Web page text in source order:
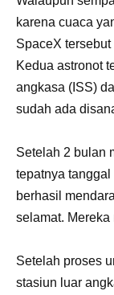
karena cuaca
SpaceX
Kedua astronot
angkasa (ISS)
sudah ada
Setelah 2 bulan
tepatnya
berhasil
selamat.
Setelah proses
stasiun luar